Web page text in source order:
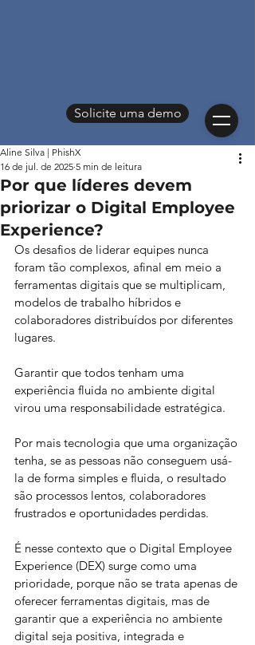
Solicite uma demo
Por que líderes devem
priorizar o Digital Employee
Experience?
Aline Silva | PhishX
16 de jul. de 2025 5 min de leitura
Os desafios de liderar equipes nunca
foram tão complexos, afinal em meio a
ferramentas digitais que se multiplicam,
modelos de trabalho híbridos e
colaboradores distribuídos por diferentes
lugares.
Garantir que todos tenham uma
experiência fluida no ambiente digital
virou uma responsabilidade estratégica.
Por mais tecnologia que uma organização
tenha, se as pessoas não conseguem usá-
la de forma simples e fluida, o resultado
são processos lentos, colaboradores
frustrados e oportunidades perdidas.
É nesse contexto que o Digital Employee
Experience (DEX) surge como uma
prioridade, porque não se trata apenas de
oferecer ferramentas digitais, mas de
garantir que a experiência no ambiente
digital seja positiva, integrada e